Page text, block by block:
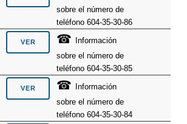
sobre el número de
teléfono 604-35-30-86
☎ Información
sobre el número de
teléfono 604-35-30-85
☎ Información
sobre el número de
teléfono 604-35-30-84